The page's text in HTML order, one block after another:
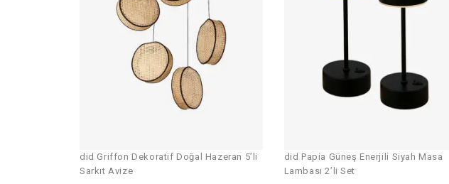
did Griffon Dekoratif Doğal Hazeran 5’li
Sarkıt Avize
did Papia Güneş Enerjili Siyah Masa
Lambası 2’li Set